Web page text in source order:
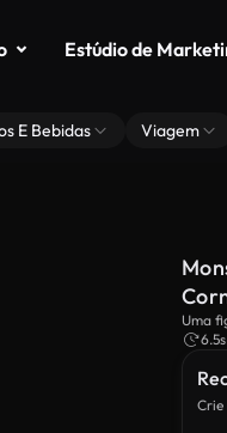
Estúdio de
E Bebidas Viagem
Crie
Uma
6.5s